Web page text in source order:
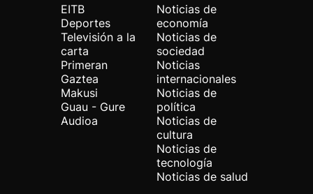
EITB
Deportes
Televisión a la
carta
Primeran
Gaztea
Makusi
Guau - Gure
Audioa
Noticias de
economía
Noticias de
sociedad
Noticias
internacionales
Noticias de
política
Noticias de
cultura
Noticias de
tecnología
Noticias de salud